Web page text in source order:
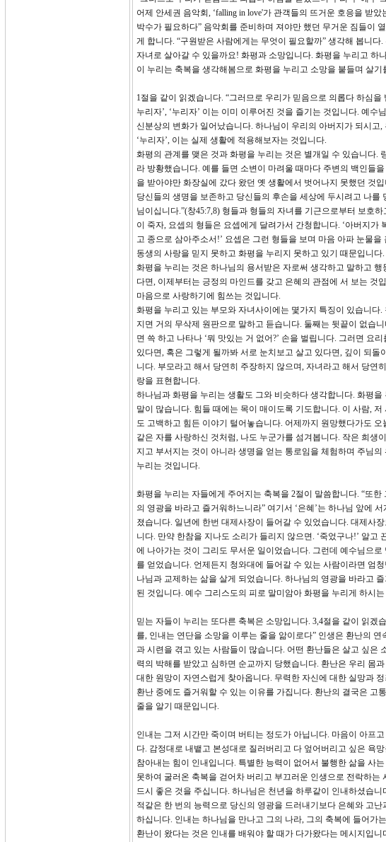
어제 안세권 음악회, ‘falling in love'가 관객들의 뜨거운 호응을 받
박수가 필요하다” 음악회를 준비하며 져야만 했던 무거운 짐들이
게 합니다. “구원받은 사람에게는 무엇이 필요할까” 생각해 봅니
자녀로 살아갈 수 있을까요! 화평과 소망입니다. 화평을 누리고 하
이 누리는 축복을 생각해봄으로 화평을 누리고 소망을 붙들며 살기
1절을 같이 읽겠습니다. “그러므로 우리가 믿음으로 의롭다 하심
누리자’, ‘누리자’ 이는 이미 이루어진 것을 즐기는 것입니다. 예
신분상의 변화가 일어났습니다. 하나님이 우리의 아버지가 되시
‘누리자’, 이는 실제 생활에 적용해보자는 것입니다.
화평의 관계를 맺은 것과 화평을 누리는 것은 별개일 수 있습니다.
라 방황했습니다. 예를 들면 소변이 마려울 때마다 주변의 백인들
을 받아야만 화장실에 갔다 왔던 옛 생활에서 벗어나지 못했던 것
당신들의 생명을 보존하고 당신들의 후손을 세상에 두시려고 나
님이십니다.”(창45:7,8) 형들과 형들의 자녀를 기근으로부터 보호
이 죽자, 요셉의 형들은 요셉에게 달려가서 간청합니다. ‘아버지
고 종으로 삼아주소서!’ 요셉은 그런 형들을 보며 마음 아파 눈물
동생의 사랑을 믿지 못하고 화평을 누리지 못하고 있기 때문입니다.
화평을 누리는 것은 하나님의 용서받은 자로써 생각하고 말하고
다면, 이제부터는 긍정의 마인드를 갖고 은혜의 관점에 서 보는 것
마음으로 사랑하기에 힘쓰는 것입니다.
화평을 누리고 있는 부모와 자녀사이에는 몇가지 특징이 있습니
지면 거의 무삭제 원판으로 말하고 듣습니다. 둘째는 뒷끝이 없습
면 쓱 하고 나타나 ‘뭐 맛있는 거 없어?’ 손을 벌립니다. 그러면 요
있다면, 혹은 그렇게 될까봐 서로 눈치보고 살고 있다면, 깊이 되
니다. 부모라고 해서 당연히 주장하지 않으며, 자녀라고 해서 당연
랑을 표현합니다.
하나님과 화평을 누리는 생활도 그와 비슷하다 생각합니다. 화평
말이 많습니다. 힘들 때에는 목이 매이도록 기도합니다. 이 사람,
도 고백하고 힘든 이야기 털어놓습니다. 어제까지 원망했다가도
같은 자를 사랑하신 것처럼, 나도 누군가를 섬겨봅니다. 작은 희
지고 부서지는 것이 아니라 생명을 얻는 통로임을 체험하며 주님
누리는 것입니다.
화평을 누리는 자들에게 주어지는 축복을 2절이 말씀합니다. “또
의 영광을 바라고 즐거워하느니라” 여기서 ‘은혜’는 하나님 앞에
졌습니다. 일년에 한번 대제사장이 들어갈 수 있었습니다. 대제사
니다. 만약 한참을 지나도 소리가 들리지 않으면. ‘죽었구나!’ 알
에 나아가는 것이 그리도 무서운 일이었습니다. 그런데 예수님으
를 얻었습니다. 언제든지 청와대에 들어갈 수 있는 사람이라면 엄
나님과 교제하는 삶을 살게 되었습니다. 하나님의 영광을 바라고
된 것입니다. 예수 그리스도의 피로 말미암아 화평을 누리게 하시
믿는 자들이 누리는 또다른 축복은 소망입니다. 3,4절을 같이 읽겠
를, 인내는 연단을 소망을 이루는 줄을 앎이로다” 인생은 환난의
과 시련을 겪고 있는 사람들이 많습니다. 어떤 환난들은 살고 싶은
력의 박해를 받았고 심하면 순교까지 당했습니다. 환난은 우리 몸
대한 원망이 자연스럽게 찾아옵니다. 무력한 자신에 대한 실망과
환난 중에도 즐거워할 수 있는 이유를 가집니다. 환난의 결국은 고
줄을 알기 때문입니다.
인내는 그저 시간만 죽이며 버티는 정도가 아닙니다. 마음이 아프
다. 감정대로 내뱉고 본성대로 질러버리고 다 엎어버리고 싶은 욕
참아내는 힘이 인내입니다. 특별한 능력이 없어서 불행한 삶을 사
못하여 굴러온 축복을 걷어차 버리고 부끄러운 인생으로 전락하
드시 좋은 것을 주십니다. 하나님은 천년을 하루같이 인내하셨습
적같은 한 번의 능력으로 당신의 영광을 드러내기보다 은혜와 고
하십니다. 인내는 하나님을 만나고 그의 나라, 그의 축복에 들어가
환난이 왔다는 것은 인내를 배워야 할 때가 다가왔다는 메시지입